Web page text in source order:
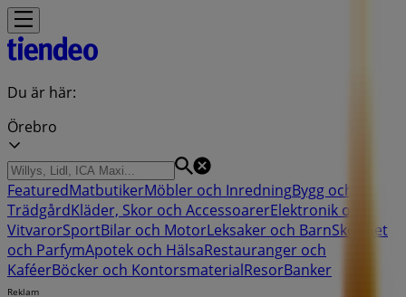
Du är här:
Örebro
FeaturedMatbutikerMöbler och InredningBygg och
TrädgårdKläder, Skor och AccessoarerElektronik och
VitvarorSportBilar och MotorLeksaker och BarnSkönhet
och ParfymApotek och HälsaRestauranger och
KaféerBöcker och KontorsmaterialResorBanker
Reklam